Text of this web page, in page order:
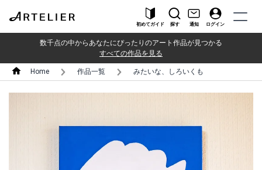
初めてガイド 探す 通知 ログイン
数千点の中からあなたにぴったりのアート作品が見つかる
すべての作品を見る
Home 作品一覧 みたいな、しろいくも